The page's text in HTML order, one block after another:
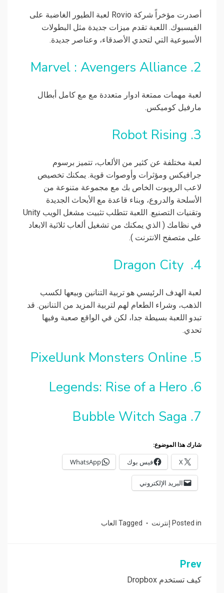
أصدرت مؤخراً شركة Rovio لعبة الطيور الغاضبة على
الفيسبوك. اللعبة تقدم ميزات جديدة مثل البطولات
الأسبوعية التي لتحدي الأصدقاء، وعناصر جديدة.
2. Marvel : Avengers Alliance
لعبة مهمات ممتعة ادوار متعددة مع مع كامل أبطال
مارفيل كوميكس.
3. Robot Rising
لعبة مختلفة عن كثير من الألعاب، تتميز برسوم
جرافيكس ومؤثرات وأوصوات قوية. يمكنك تخصيص
لاعب الروبوت الخاص بك مع مجموعة متنوعة من
الأسلحة والدروع، وبناء قاعدة مع الأبحاث الجديدة
وتقنيات التصنيع. اللعبة تتطلب تثبيت مشغل الويب Unity
في نظامك ( الذي يمكنك من تشغيل ألعاب ثلاثية الابعاد
على متصفح الانترنت ).
4. Dragon City
لعبة الهدف الرئيسي هو تربية التنانين وبيعها لكسب
الذهب، وشراء الطعام لهم لتربية المزيد من التنانين. قد
تبدو اللعبة بسيطة جدا، لكن في الواقع صعبة وفيها
تحدي.
5. PixelJunk Monsters Online
6. Legends: Rise of a Hero
7. Bubble Witch Saga
شارك هذا الموضوع:
X فيس بوك WhatsApp
البريد الإلكتروني
Posted in إنترنت Tagged العاب
تصفّح
المقالات
Prev
كيف تستخدم Dropbox